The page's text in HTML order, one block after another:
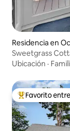
Residencia en
Sweetgrass
Ubicación ·
De los mejores
Favorito